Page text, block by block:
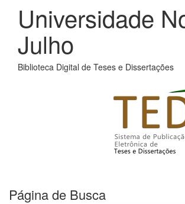
Universidade
Julho
Biblioteca Digital de Teses e Dissertações
Página de Busca